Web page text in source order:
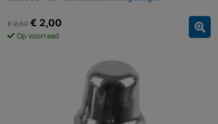
€ 2,50 € 2,00
Op voorraad